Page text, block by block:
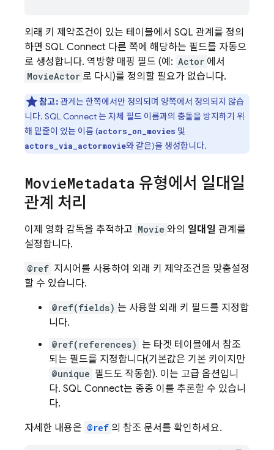
외래 키 제약조건이 있는 테이블에서 SQL 관계를 정의
하면 SQL Connect 다른 쪽에 해당하는 필드를 자동으
로 생성합니다. 역방향 매핑 필드 (예: Actor 에서
MovieActor 로 다시)를 정의할 필요가 없습니다.
참고:관계는 한쪽에서만 정의되며 양쪽에서 정의되지 않습
니다. SQL Connect는 자체 필드 이름과의 충돌을 방지하기 위
해 밑줄이 있는 이름 (actors_on_movies 및
actors_via_actormovie와 같은)을 생성합니다.
MovieMetadata 유형에서 일대일
관계 처리
이제 영화 감독을 추적하고 Movie 와의 일대일 관계를
설정합니다.
@ref 지시어를 사용하여 외래 키 제약조건을 맞춤설정
할 수 있습니다.
@ref(fields) 는 사용할 외래 키 필드를 지정합
니다.
@ref(references) 는 타겟 테이블에서 참조
되는 필드를 지정합니다(기본값은 기본 키이지만
@unique 필드도 작동함). 이는 고급 옵션입니
다. SQL Connect는 종종 이를 추론할 수 있습니
다.
자세한 내용은 @ref 의 참조 문서를 확인하세요.